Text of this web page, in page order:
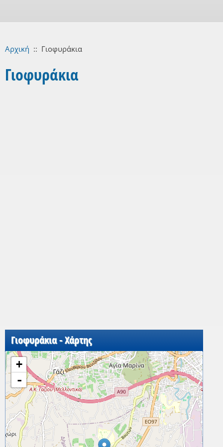
Αρχική :: Γιοφυράκια
Γιοφυράκια
Γιοφυράκια - Χάρτης
+
-